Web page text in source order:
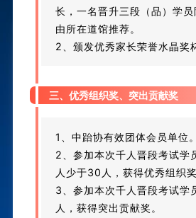
长，一名晋升三段（品） 学员
由所在道馆推荐。
2、颁发优秀家长荣誉水晶奖
三、优秀组织奖、突出贡献奖
1、 中跆协有效团体会员单位 。
2、参加本次千人晋段考试学
人少于30人，获得优秀组织奖
3、 参加本次千人晋段考试学
人，获得突出贡献奖。